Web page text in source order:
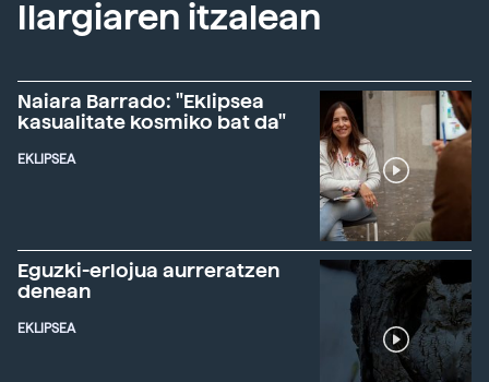
Ilargiaren itzalean
Naiara Barrado: "Eklipsea
kasualitate kosmiko bat da"
EKLIPSEA
Eguzki-erlojua aurreratzen
denean
EKLIPSEA